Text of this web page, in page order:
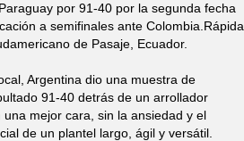
por 91-40 por la segunda fecha
a semifinales ante Colombia.Rápida
de Pasaje, Ecuador.
Argentina dio una muestra de
91-40 detrás de un arrollador
mejor cara, sin la ansiedad y el
de un plantel largo, ágil y versátil.